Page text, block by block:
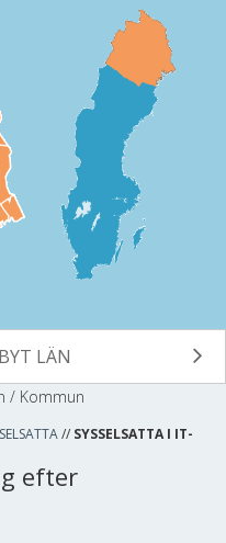
BYT LÄN
/ Kommun
// SYSSELSATTA I IT-
efter